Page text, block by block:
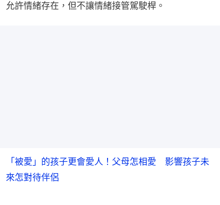
允許情緒存在，但不讓情緒接管駕駛桿。
「被愛」的孩子更會愛人！父母怎相愛 影響孩子未
來怎對待伴侶